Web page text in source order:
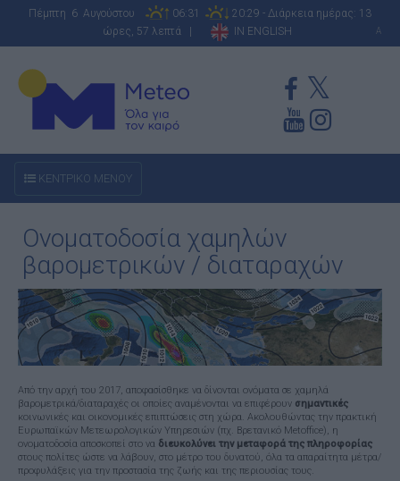
Πέμπτη 6 Αυγούστου 06:31
20:29 - Διάρκεια ημέρας: 13
ώρες, 57 λεπτά |
IN ENGLISH A
ΚΕΝΤΡΙΚΟ ΜΕΝΟΥ
Ονοματοδοσία χαμηλών
βαρομετρικών / διαταραχών
Από την αρχή του 2017, αποφασίσθηκε να δίνονται ονόματα σε χαμηλά
βαρομετρικά/διαταραχές οι οποίες αναμένονται να επιφέρουν σημαντικές
κοινωνικές και οικονομικές επιπτώσεις στη χώρα. Ακολουθώντας την πρακτική
Ευρωπαϊκών Μετεωρολογικών Υπηρεσιών (πχ. Βρετανικό Metoffice), η
ονοματοδοσία αποσκοπεί στο να διευκολύνει την μεταφορά της πληροφορίας
στους πολίτες ώστε να λάβουν, στο μέτρο του δυνατού, όλα τα απαραίτητα μέτρα/
προφυλάξεις για την προστασία της ζωής και της περιουσίας τους.